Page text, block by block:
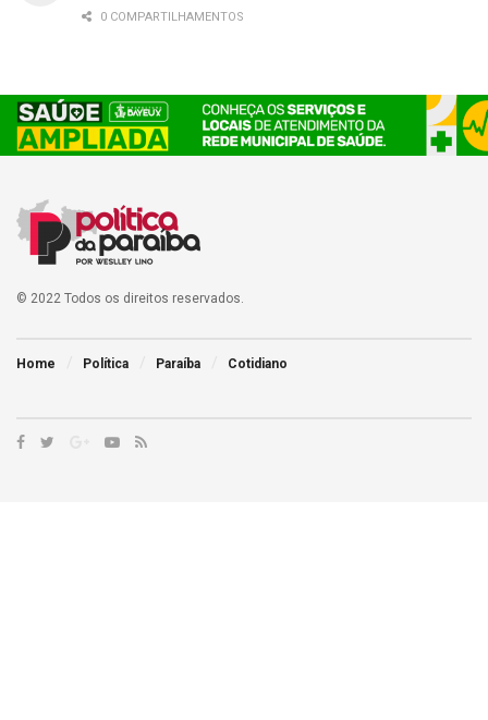
0 COMPARTILHAMENTOS
© 2022 Todos os direitos reservados.
Home Política Paraíba Cotidiano